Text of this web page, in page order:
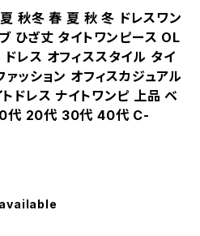
秋冬 春 夏 秋 冬 ドレスワン
ひざ丈 タイトワンピース OL
レス オフィススタイル タイ
ッション オフィスカジュアル
ドレス ナイトワンピ 上品 ベ
代 20代 30代 40代 C-